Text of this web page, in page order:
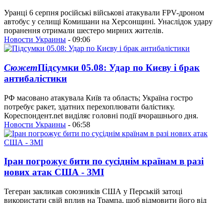
Уранці 6 серпня російські військові атакували FPV-дроном
автобус у селищі Комишани на Херсонщині. Унаслідок удару
поранення отримали шестеро мирних жителів.
Новости Украины - 09:06
СюжетПідсумки 05.08: Удар по Києву і брак
антибалістики
РФ масовано атакувала Київ та область; Україна гостро
потребує ракет, здатних перехоплювати балістику.
Кореспондент.net виділяє головні події вчорашнього дня.
Новости Украины - 06:58
Іран погрожує бити по сусіднім країнам в разі
нових атак США - ЗМІ
Тегеран закликав союзників США у Перській затоці
використати свій вплив на Трампа, щоб відмовити його від